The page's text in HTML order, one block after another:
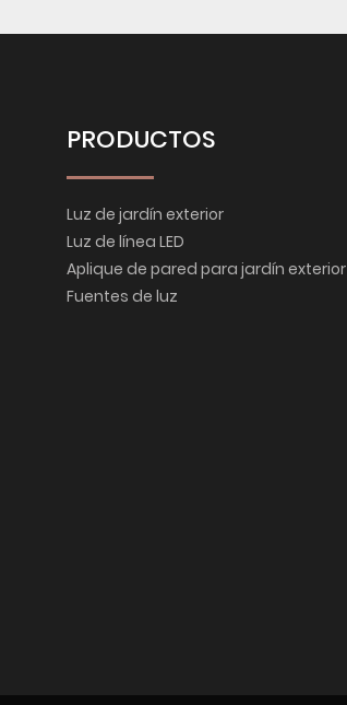
PRODUCTOS
Luz de jardín exterior
Luz de línea LED
Aplique de pared para jardín exterior
Fuentes de luz